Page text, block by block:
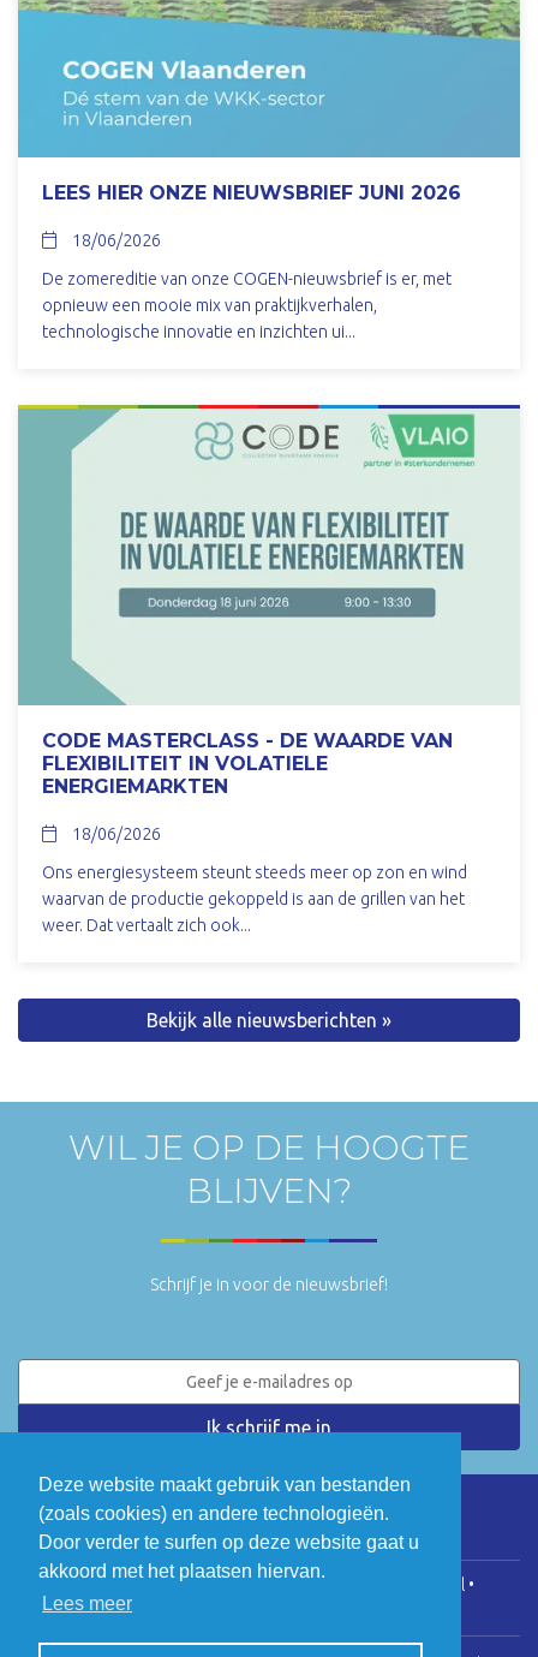
Deze website maakt gebruik van bestanden
(zoals cookies) en andere technologieën.
Door verder te surfen op deze website gaat u
akkoord met het plaatsen hiervan.
Lees meer
LEES HIER ONZE NIEUWSBRIEF JUNI 2026
18/06/2026
De zomereditie van onze COGEN-nieuwsbrief is er, met
opnieuw een mooie mix van praktijkverhalen,
technologische innovatie en inzichten ui...
CODE MASTERCLASS - DE WAARDE VAN
FLEXIBILITEIT IN VOLATIELE
ENERGIEMARKTEN
18/06/2026
Ons energiesysteem steunt steeds meer op zon en wind
waarvan de productie gekoppeld is aan de grillen van het
weer. Dat vertaalt zich ook...
Bekijk alle nieuwsberichten »
WIL JE OP DE HOOGTE
BLIJVEN?
Schrijf je in voor de nieuwsbrief!
LinkedIn Twitter
COGEN Vlaanderen • Koningsstraat 146, 1000 Brussel •
info@cogenvlaanderen.be